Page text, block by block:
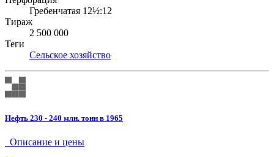
Гребенчатая 12½:12
Тираж
2 500 000
Теги
Сельское хозяйство
Нефть 230 - 240 млн. тонн в 1965
Описание и цены